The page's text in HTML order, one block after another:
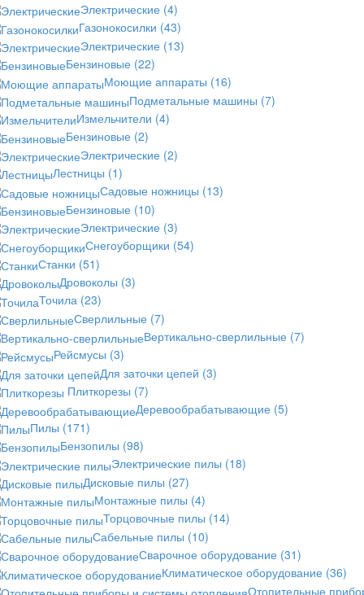
Электрические (4)
Газонокосилки (43)
Электрические (13)
Бензиновые (22)
Моющие аппараты (16)
Подметальные машины (7)
Измельчители (4)
Бензиновые (2)
Электрические (2)
Лестницы (1)
Садовые ножницы (13)
Бензиновые (10)
Электрические (3)
Снегоуборщики (54)
Станки (51)
Дровоколы (3)
Точила (23)
Сверлильные (7)
Вертикально-сверлильные (7)
Рейсмусы (3)
Для заточки цепей (3)
Плиткорезы (7)
Деревообрабатывающие (5)
Пилы (171)
Бензопилы (98)
Электрические пилы (18)
Дисковые пилы (27)
Монтажные пилы (4)
Торцовочные пилы (14)
Сабельные пилы (10)
Сварочное оборудование (31)
Климатическое оборудование (36)
Отопительные